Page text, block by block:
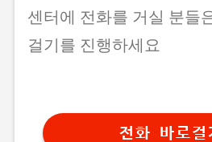
센터에 전화를 거실 분들
걸기를 진행하세요
전화 바로